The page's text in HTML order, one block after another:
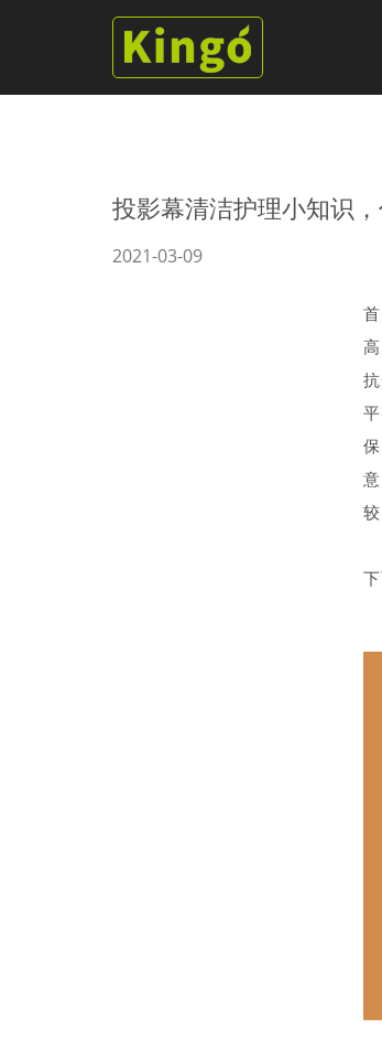
投影幕清洁护理小知识
2021-03-09